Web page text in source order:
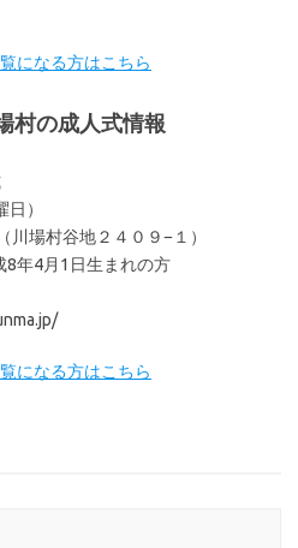
になる方はこちら
村の成人式情報
）
場村谷地２４０９−１）
8年4月1日生まれの方
になる方はこちら